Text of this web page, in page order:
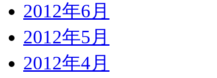
2012年6月
2012年5月
2012年4月